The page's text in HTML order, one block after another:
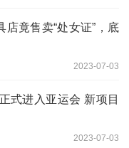
店竟售卖“处女证”，底
2023-07-03
式进入亚运会 新项目
2023-07-03